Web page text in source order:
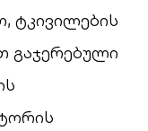
ტკივილების
გაჯერებული